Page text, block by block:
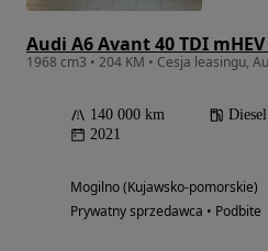
140 000 km Diesel
2021
Mogilno (Kujawsko-pomorskie)
Prywatny sprzedawca • Podbite